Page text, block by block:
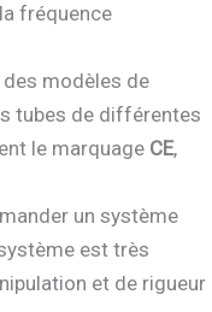
fréquence
modèles de
tubes de différentes
le marquage CE,
un système
est très
et de rigueur